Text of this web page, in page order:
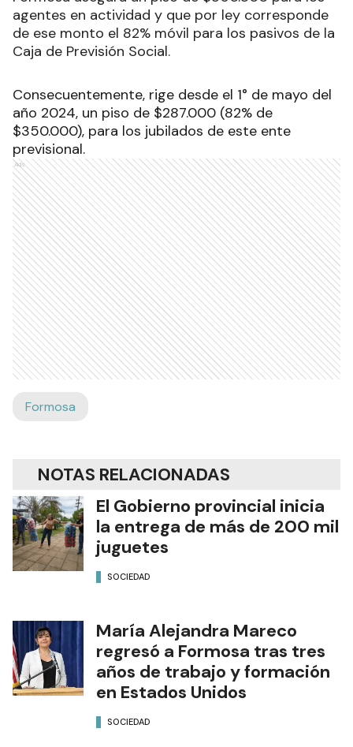
agentes en actividad y que por ley corresponde
de ese monto el 82% móvil para los pasivos de la
Caja de Previsión Social.
Consecuentemente, rige desde el 1° de mayo del
año 2024, un piso de $287.000 (82% de
$350.000), para los jubilados de este ente
previsional.
Ads
Formosa
NOTAS RELACIONADAS
El Gobierno provincial inicia
la entrega de más de 200 mil
juguetes
SOCIEDAD
María Alejandra Mareco
regresó a Formosa tras tres
años de trabajo y formación
en Estados Unidos
SOCIEDAD